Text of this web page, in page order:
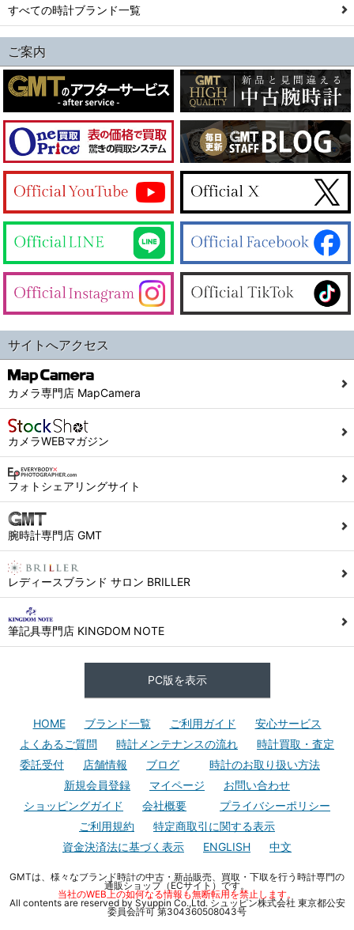
すべての時計ブランド一覧
ご案内
サイトへアクセス
カメラ専門店 MapCamera
カメラWEBマガジン
フォトシェアリングサイト
腕時計専門店 GMT
レディースブランド サロン BRILLER
筆記具専門店 KINGDOM NOTE
PC版を表示
HOME ブランド一覧 ご利用ガイド
安心サービス
よくあるご質問
時計メンテナンスの流れ
時計買取・査定
委託受付
店舗情報 ブログ
時計のお取り扱い方法
新規会員登録
マイページ
お問い合わせ
ショッピングガイド
会社概要
プライバシーポリシー
ご利用規約
特定商取引に関する表示
資金決済法に基づく表示
ENGLISH 中文
GMTは、様々なブランド時計の中古・新品販売、買取・下取を行う時計専門の
通販ショップ（ECサイト）です。
当社のWEB上の如何なる情報も無断転用を禁止します。
All contents are reserved by Syuppin Co.,Ltd. シュッピン株式会社 東京都公安
委員会許可 第304360508043号